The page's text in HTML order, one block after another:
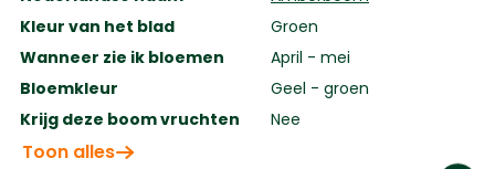
Kleur van het blad
Groen
Wanneer zie ik bloemen
April - mei
Bloemkleur
Geel - groen
Krijg deze boom vruchten
Nee
Toon alles